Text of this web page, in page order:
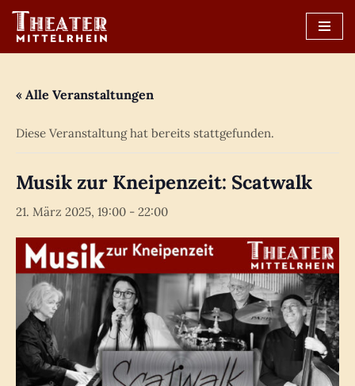
Zum
« Alle Veranstaltungen
Diese Veranstaltung hat bereits stattgefunden.
Musik zur Kneipenzeit: Scatwalk
21. März 2025, 19:00 - 22:00